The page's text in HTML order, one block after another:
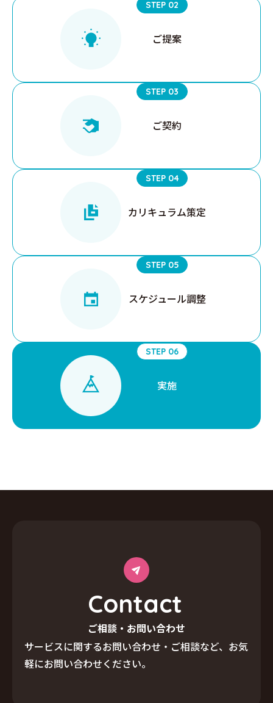
STEP 02
ご提案
STEP 03
ご契約
STEP 04
カリキュラム策定
STEP 05
スケジュール調整
STEP 06
実施
Contact
ご相談・お問い合わせ
サービスに関するお問い合わせ・ご相談など、 お気
軽にお問い合わせください。